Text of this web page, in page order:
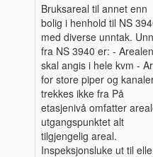
Bruksareal til annet enn
bolig i henhold til NS
med diverse unntak.
fra NS 3940 er: -
skal angis i hele kvm -
for store piper og
trekkes ikke fra På
etasjenivå omfatter
utgangspunktet alt
tilgjengelig areal.
Inspeksjonsluke ut til